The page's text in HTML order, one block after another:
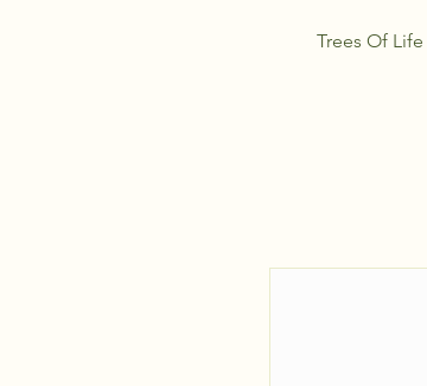
Trees Of Life